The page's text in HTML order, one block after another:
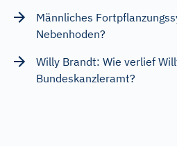
Männliches
Nebenhoden?
Willy Brandt: Wie verlief
Bundeskanzleramt?